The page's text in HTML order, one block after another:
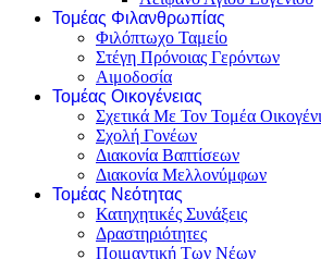
Τομέας Φιλανθρωπίας
Φιλόπτωχο Ταμείο
Στέγη Πρόνοιας Γερόντων
Αιμοδοσία
Τομέας Οικογένειας
Σχετικά Με Τον Τομέα
Σχολή Γονέων
Διακονία Βαπτίσεων
Διακονία Μελλονύμφων
Τομέας Νεότητας
Κατηχητικές Συνάξεις
Δραστηριότητες
Ποιμαντική Των Νέων